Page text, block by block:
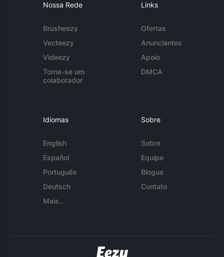
Nossa Rede
Brusheezy
Vecteezy
Videezy
Torne-se um
colaborador
Links
Ofertas
Anunciantes
Apoio
DMCA
Idiomas
English
Español
Português
Deutsch
Mais...
Sobre
Sobre
Equipe
Blogue
Contato